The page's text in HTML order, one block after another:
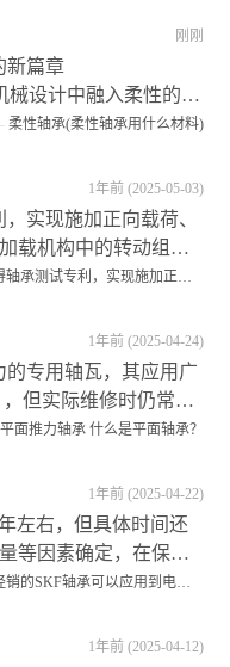
刚刚
新篇章
械设计中融入柔性的理
发展趋势之一；而在
为机械设备提供了灵
著提升了设备的运行
性能指标此外也为企
会效益"
柔性轴承(柔性轴承用什么材料)
1年前 (2025-05-03)
实现施加正向载荷、
载机构中的转动组件
位置关系；当对实验
影响侧姘的作用效果"
施加正向载荷，水平方向摆动，满足工况需求
1年前 (2025-04-24)
专用轴瓦，其应用广
但实际维修时仍常有
要注意以下几点：首先
分紧环与松圈的安装
的选择以及滚动体的
"
面推力轴承 什么是平面轴承？
1年前 (2025-04-22)
左右，但具体时间还
等因素确定，在保养
轮等关键部件的磨损
轴承可以应用到电梯设备中
1年前 (2025-04-12)